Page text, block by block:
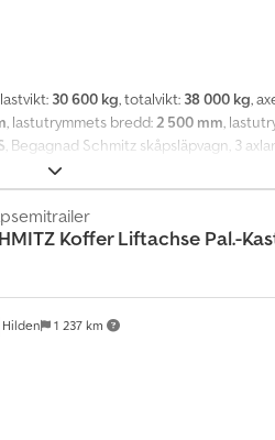
30 600 kg, totalvikt: 38 000 kg,
, lastutrymmets bredd:2 500 mm,
, Begagnad Schmitz skåpsläpvagn, 3
2,70 m, invändig räls, årsmodell
1 237 km
Koffer Liftachse Pal.-